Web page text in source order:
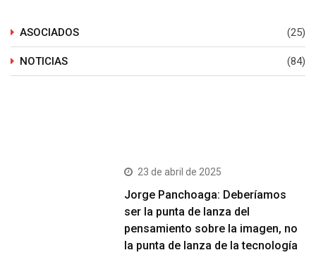
ASOCIADOS (25)
NOTICIAS (84)
23 de abril de 2025
Jorge Panchoaga: Deberíamos
ser la punta de lanza del
pensamiento sobre la imagen, no
la punta de lanza de la tecnología